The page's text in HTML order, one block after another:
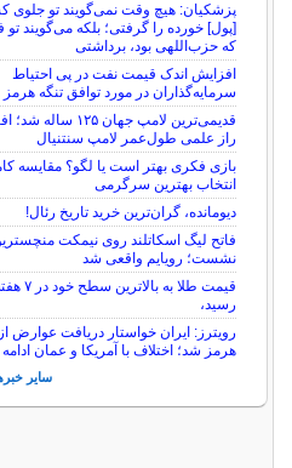
پزشکیان: هیچ وقت نمی‌گویند تو جلوی
[پول] خورده را گرفتی؛ بلکه می‌گویند تو
که حزب‌اللهی بود، برداشتی
افزایش اندک قیمت نفت در پی احتیاط
سرمایه‌گذاران در مورد توافق تنگه هرمز
قدیمی‌ترین لامپ جهان ۱۲۵
راز علمی طول‌عمر لامپ سنتنیال
بازی فکری بهتر است یا لگو؟ مقایسه
انتخاب بهترین سرگرمی
دیومانده، گران‌ترین خرید تاریخ رئال!
فاتح لیگ اسکاتلند روی نیمکت
نشست؛ رویایم واقعی شد
قیمت طلا به
رسید،
رویترز: ایران خواستار دریافت عوارض
هرمز شد؛ اختلاف با آمریکا و عمان ادامه
سایر